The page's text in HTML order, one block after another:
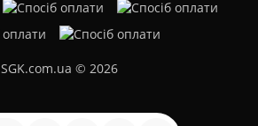
SGK.com.ua © 2026